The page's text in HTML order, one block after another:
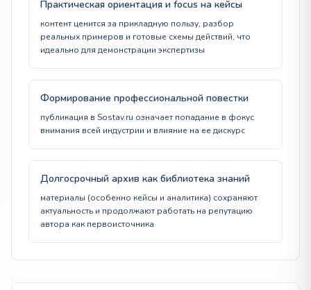
Практическая ориентация и focus на кейсы
контент ценится за прикладную пользу, разбор
реальных примеров и готовые схемы действий, что
идеально для демонстрации экспертизы
Формирование профессиональной повестки
публикация в Sostav.ru означает попадание в фокус
внимания всей индустрии и влияние на ее дискурс
Долгосрочный архив как библиотека знаний
материалы (особенно кейсы и аналитика) сохраняют
актуальность и продолжают работать на репутацию
автора как первоисточника